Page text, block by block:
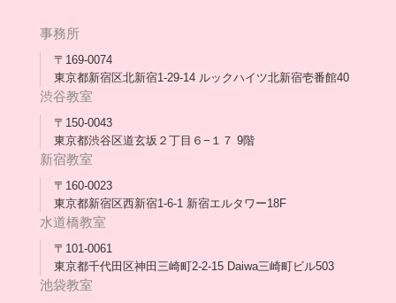
会長コラム一覧
メディア出演
スタッフ紹介
合格・進路実績
協力団体
理事長・会長あいさつ
保護者会
事務所
〒169-0074
東京都新宿区北新宿1-29-14 ルックハイツ北新宿壱番館40
渋谷教室
〒150-0043
東京都渋谷区道玄坂２丁目６−１７ 9階
新宿教室
〒160-0023
東京都新宿区西新宿1-6-1 新宿エルタワー18F
水道橋教室
〒101-0061
東京都千代田区神田三崎町2-2-15 Daiwa三崎町ビル503
池袋教室